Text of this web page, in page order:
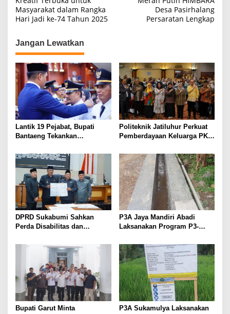
Masyarakat dalam Rangka
Hari Jadi ke-74 Tahun 2025
Desa Pasirhalang
Persaratan Lengkap
Jangan Lewatkan
Lantik 19 Pejabat, Bupati
Bantaeng Tekankan
kepada Masyarakat
Politeknik Jatiluhur Perkuat
Pemberdayaan Keluarga PKH
DPRD Sukabumi Sahkan
Perda Disabilitas dan
PPAS 2026
P3A Jaya Mandiri Abadi
Laksanakan Program P3-
Irigasi di Wanayasa
Bupati Garut Minta
P3A Sukamulya Laksanakan